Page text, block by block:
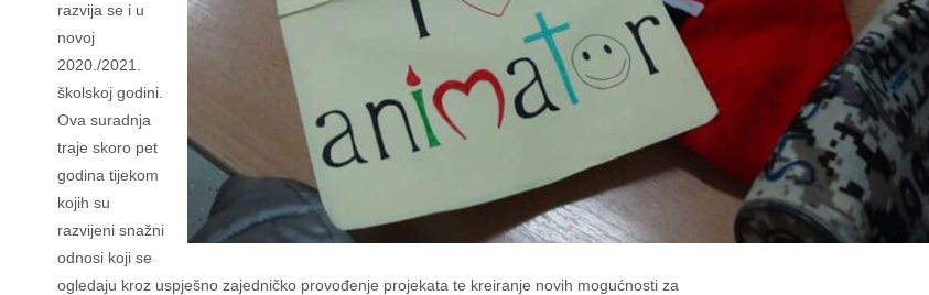
razvija se i u
novoj
2020./2021.
školskoj godini.
Ova suradnja
traje skoro pet
godina tijekom
kojih su
razvijeni snažni
odnosi koji se
ogledaju kroz uspješno zajedničko provođenje projekata te kreiranje novih mogućnosti za